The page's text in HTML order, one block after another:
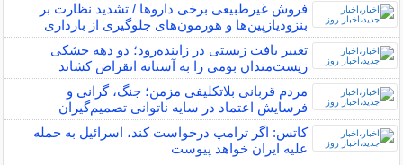
فروش غیرطبیعی برخی داروها / تشدید نظارت بر
بنزودیازپین‌ها و هورمون‌های جلوگیری از بارداری
تغییر بافت زیستی در زاینده‌رود؛ دو دهه خشکی
زیست‌مندان بومی را به آستانه انقراض کشاند
مردم قربانی بلاتکلیفی مزمن؛ جنگ، گرانی و
فرسایش اعتماد در سایه ناتوانی تصمیم‌گیران
کاتس: اگر ترامپ درخواست کند، اسرائیل به حمله
علیه ایران خواهد پیوست